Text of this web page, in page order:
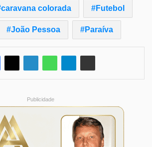
caravana colorada Futebol
João Pessoa Paraíva
Publicidade